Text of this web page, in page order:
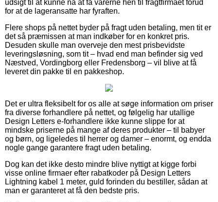
udsigt til at kunne nå at få varerne hen til fragtfirmaet forud
for at de lageransatte har fyraften.
Flere shops på nettet byder på fragt uden betaling, men tit er
det så præmissen at man indkøber for en konkret pris.
Desuden skulle man overveje den mest prisbevidste
leveringsløsning, som tit – hvad end man befinder sig ved
Næstved, Vordingborg eller Fredensborg – vil blive at få
leveret din pakke til en pakkeshop.
Det er ultra fleksibelt for os alle at søge information om priser
fra diverse forhandlere på nettet, og følgelig har utallige
Design Letters e-forhandlere ikke kunne slippe for at
mindske priserne på mange af deres produkter – til babyer
og børn, og ligeledes til herrer og damer – enormt, og endda
nogle gange garantere fragt uden betaling.
Dog kan det ikke desto mindre blive nyttigt at kigge forbi
visse online firmaer efter rabatkoder på Design Letters
Lightning kabel 1 meter, guld forinden du bestiller, sådan at
man er garanteret at få den bedste pris.